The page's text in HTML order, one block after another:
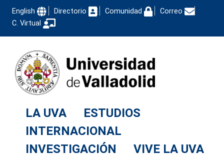
English Directorio Comunidad
Correo
C. Virtual
LA UVA
ESTUDIOS
INTERNACIONAL
INVESTIGACIÓN
VIVE LA UVA